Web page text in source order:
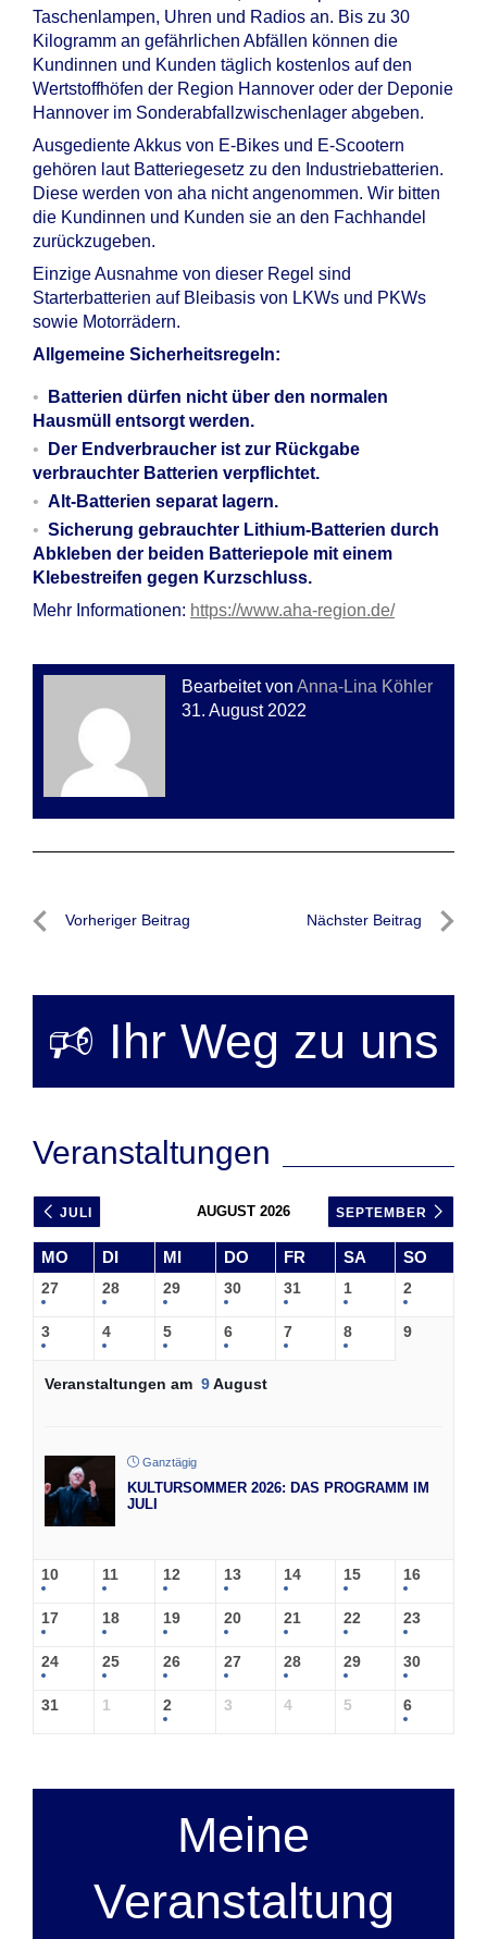
Taschenlampen, Uhren und Radios an. Bis zu 30
Kilogramm an gefährlichen Abfällen können die
Kundinnen und Kunden täglich kostenlos auf den
Wertstoffhöfen der Region Hannover oder der Deponie
Hannover im Sonderabfallzwischenlager abgeben.
Ausgediente Akkus von E-Bikes und E-Scootern
gehören laut Batteriegesetz zu den Industriebatterien.
Diese werden von aha nicht angenommen. Wir bitten
die Kundinnen und Kunden sie an den Fachhandel
zurückzugeben.
Einzige Ausnahme von dieser Regel sind
Starterbatterien auf Bleibasis von LKWs und PKWs
sowie Motorrädern.
Allgemeine Sicherheitsregeln:
Batterien dürfen nicht über den normalen
Hausmüll entsorgt werden.
Der Endverbraucher ist zur Rückgabe
verbrauchter Batterien verpflichtet.
Alt-Batterien separat lagern.
Sicherung gebrauchter Lithium-Batterien durch
Abkleben der beiden Batteriepole mit einem
Klebestreifen gegen Kurzschluss.
Mehr Informationen: https://www.aha-region.de/
Bearbeitet von Anna-Lina Köhler
31. August 2022
Beitragsnavigation
Vorheriger Beitrag Nächster Beitrag
🕫 Ihr Weg zu uns
Veranstaltungen
JULI AUGUST 2026 SEPTEMBER
MO DI MI DO FR SA SO
27 28 29 30 31 1 2
3 4 5 6 7 8 9
Veranstaltungen am 9August
Ganztägig
KULTURSOMMER 2026: DAS PROGRAMM IM
JULI
10 11 12 13 14 15 16
17 18 19 20 21 22 23
24 25 26 27 28 29 30
31 1 2 3 4 5 6
Meine
Veranstaltung